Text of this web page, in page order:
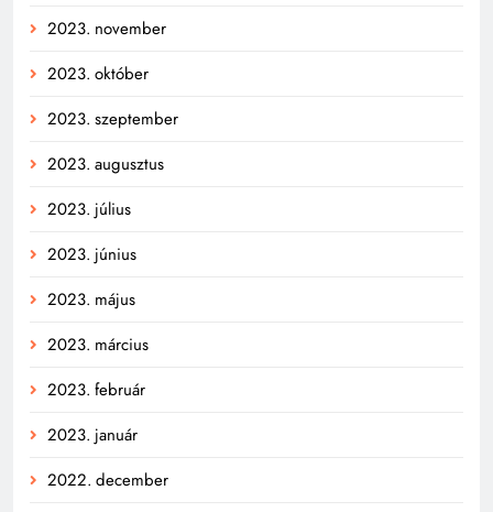
2023. november
2023. október
2023. szeptember
2023. augusztus
2023. július
2023. június
2023. május
2023. március
2023. február
2023. január
2022. december